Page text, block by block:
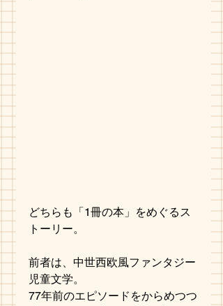
どちらも「1冊の本」をめぐるス
トーリー。
前者は、中世西欧風ファンタジー
児童文学。
77年前のエピソードをからめつつ